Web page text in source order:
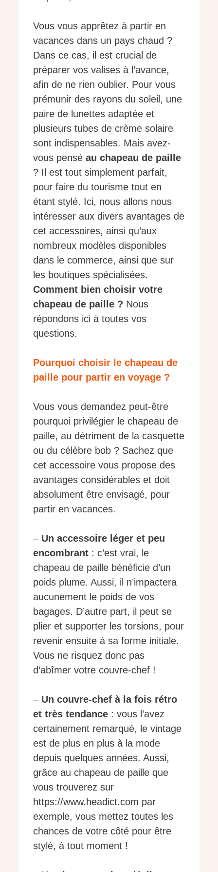
Vous vous apprêtez à partir en
vacances dans un pays chaud ?
Dans ce cas, il est crucial de
préparer vos valises à l’avance,
afin de ne rien oublier. Pour vous
prémunir des rayons du soleil, une
paire de lunettes adaptée et
plusieurs tubes de crème solaire
sont indispensables. Mais avez-
vous pensé au chapeau de paille
? Il est tout simplement parfait,
pour faire du tourisme tout en
étant stylé. Ici, nous allons nous
intéresser aux divers avantages de
cet accessoires, ainsi qu’aux
nombreux modèles disponibles
dans le commerce, ainsi que sur
les boutiques spécialisées.
Comment bien choisir votre
chapeau de paille ? Nous
répondons ici à toutes vos
questions.
Pourquoi choisir le chapeau de
paille pour partir en voyage ?
Vous vous demandez peut-être
pourquoi privilégier le chapeau de
paille, au détriment de la casquette
ou du célèbre bob ? Sachez que
cet accessoire vous propose des
avantages considérables et doit
absolument être envisagé, pour
partir en vacances.
– Un accessoire léger et peu
encombrant : c’est vrai, le
chapeau de paille bénéficie d’un
poids plume. Aussi, il n’impactera
aucunement le poids de vos
bagages. D’autre part, il peut se
plier et supporter les torsions, pour
revenir ensuite à sa forme initiale.
Vous ne risquez donc pas
d’abîmer votre couvre-chef !
– Un couvre-chef à la fois rétro
et très tendance : vous l’avez
certainement remarqué, le vintage
est de plus en plus à la mode
depuis quelques années. Aussi,
grâce au chapeau de paille que
vous trouverez sur
https://www.headict.com par
exemple, vous mettez toutes les
chances de votre côté pour être
stylé, à tout moment !